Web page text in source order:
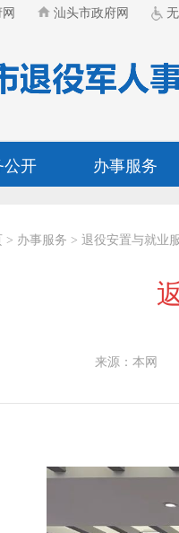
汕头市政府网
公开 办事服务
> 办事服务 > 退役安置与就业
来源：本网